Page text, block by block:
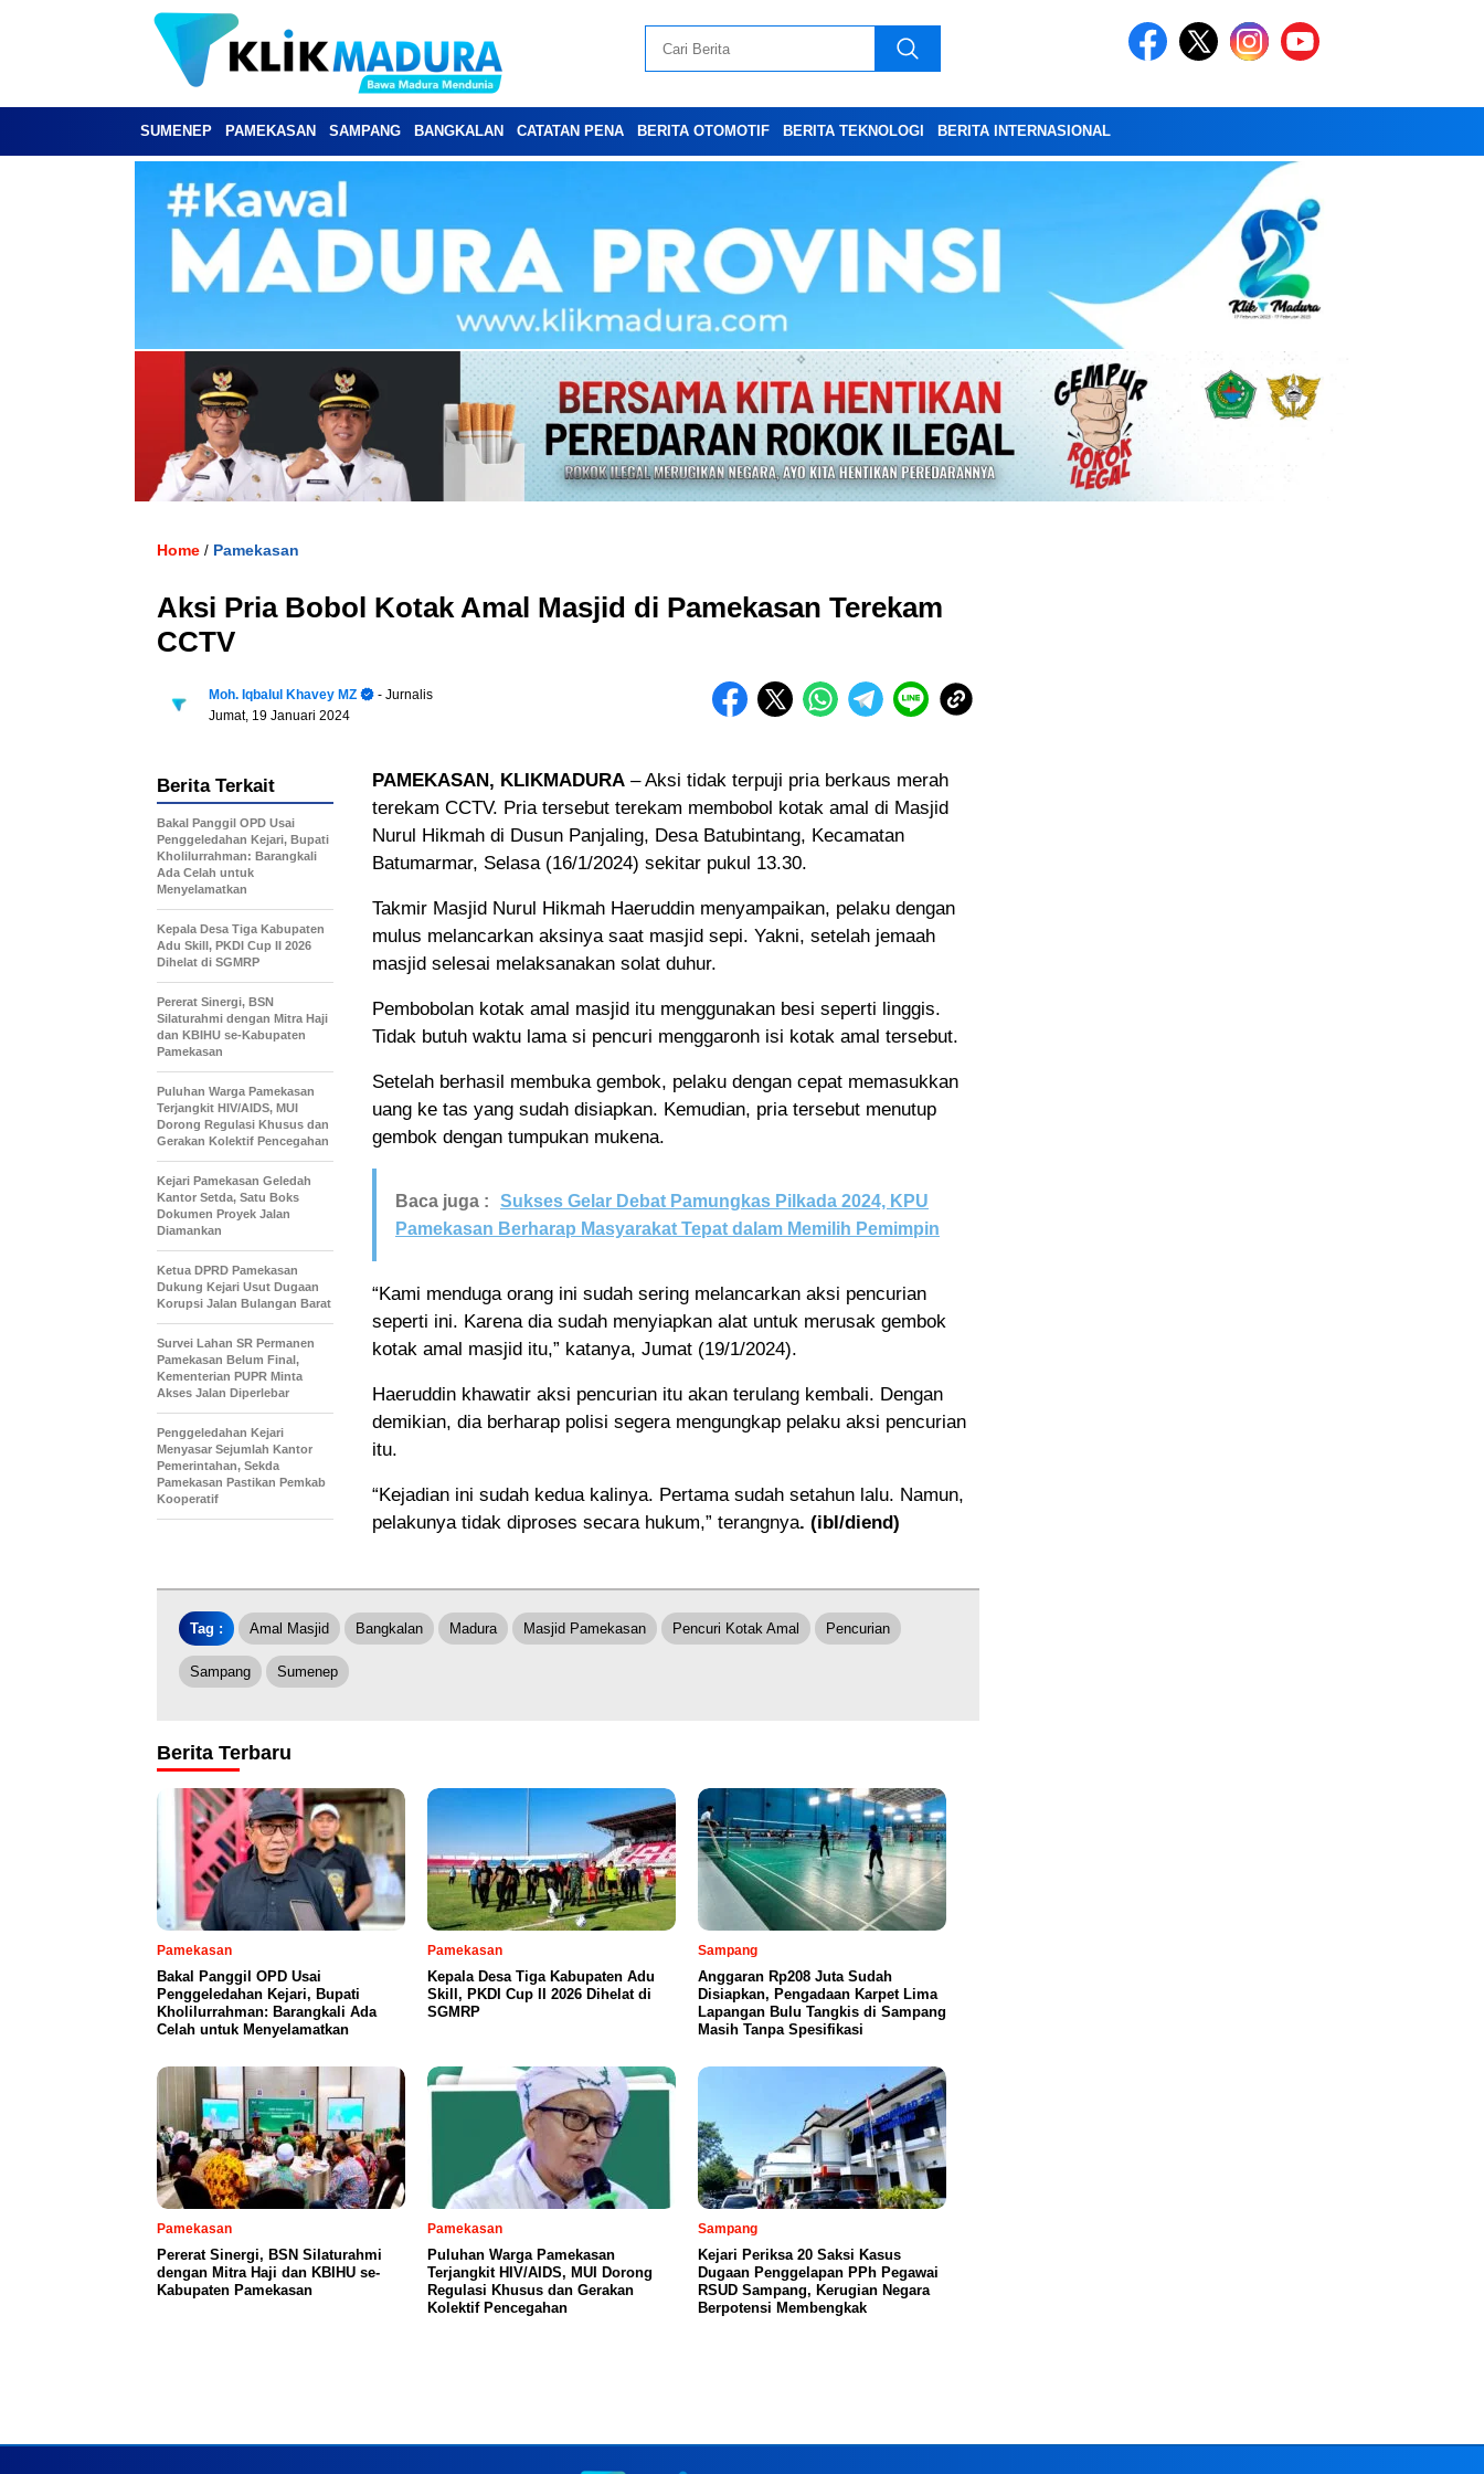
SUMENEP PAMEKASAN SAMPANG BANGKALAN CATATAN PENA BERITA OTOMOTIF BERITA TEKNOLOGI BERITA INTERNASIONAL
Home / Pamekasan
Aksi Pria Bobol Kotak Amal Masjid di Pamekasan Terekam
CCTV
Moh. Iqbalul Khavey MZ
- Jurnalis
Jumat, 19 Januari 2024
PAMEKASAN, KLIKMADURA – Aksi tidak terpuji pria berkaus merah
terekam CCTV. Pria tersebut terekam membobol kotak amal di Masjid
Nurul Hikmah di Dusun Panjaling, Desa Batubintang, Kecamatan
Batumarmar, Selasa (16/1/2024) sekitar pukul 13.30.
Takmir Masjid Nurul Hikmah Haeruddin menyampaikan, pelaku dengan
mulus melancarkan aksinya saat masjid sepi. Yakni, setelah jemaah
masjid selesai melaksanakan solat duhur.
Pembobolan kotak amal masjid itu menggunakan besi seperti linggis.
Tidak butuh waktu lama si pencuri menggaronh isi kotak amal tersebut.
Setelah berhasil membuka gembok, pelaku dengan cepat memasukkan
uang ke tas yang sudah disiapkan. Kemudian, pria tersebut menutup
gembok dengan tumpukan mukena.
Baca juga :
Sukses Gelar Debat Pamungkas Pilkada 2024, KPU
Pamekasan Berharap Masyarakat Tepat dalam Memilih Pemimpin
“Kami menduga orang ini sudah sering melancarkan aksi pencurian
seperti ini. Karena dia sudah menyiapkan alat untuk merusak gembok
kotak amal masjid itu,” katanya, Jumat (19/1/2024).
Haeruddin khawatir aksi pencurian itu akan terulang kembali. Dengan
demikian, dia berharap polisi segera mengungkap pelaku aksi pencurian
itu.
“Kejadian ini sudah kedua kalinya. Pertama sudah setahun lalu. Namun,
pelakunya tidak diproses secara hukum,” terangnya. (ibl/diend)
Berita Terkait
Bakal Panggil OPD Usai
Penggeledahan Kejari, Bupati
Kholilurrahman: Barangkali
Ada Celah untuk
Menyelamatkan
Kepala Desa Tiga Kabupaten
Adu Skill, PKDI Cup II 2026
Dihelat di SGMRP
Pererat Sinergi, BSN
Silaturahmi dengan Mitra Haji
dan KBIHU se-Kabupaten
Pamekasan
Puluhan Warga Pamekasan
Terjangkit HIV/AIDS, MUI
Dorong Regulasi Khusus dan
Gerakan Kolektif Pencegahan
Kejari Pamekasan Geledah
Kantor Setda, Satu Boks
Dokumen Proyek Jalan
Diamankan
Ketua DPRD Pamekasan
Dukung Kejari Usut Dugaan
Korupsi Jalan Bulangan Barat
Survei Lahan SR Permanen
Pamekasan Belum Final,
Kementerian PUPR Minta
Akses Jalan Diperlebar
Penggeledahan Kejari
Menyasar Sejumlah Kantor
Pemerintahan, Sekda
Pamekasan Pastikan Pemkab
Kooperatif
Tag : Amal Masjid Bangkalan Madura Masjid Pamekasan Pencuri Kotak Amal Pencurian
Sampang Sumenep
Berita Terbaru
Pamekasan
Bakal Panggil OPD Usai
Penggeledahan Kejari, Bupati
Kholilurrahman: Barangkali Ada
Celah untuk Menyelamatkan
Pamekasan
Kepala Desa Tiga Kabupaten Adu
Skill, PKDI Cup II 2026 Dihelat di
SGMRP
Sampang
Anggaran Rp208 Juta Sudah
Disiapkan, Pengadaan Karpet Lima
Lapangan Bulu Tangkis di Sampang
Masih Tanpa Spesifikasi
Pamekasan
Pererat Sinergi, BSN Silaturahmi
dengan Mitra Haji dan KBIHU se-
Kabupaten Pamekasan
Pamekasan
Puluhan Warga Pamekasan
Terjangkit HIV/AIDS, MUI Dorong
Regulasi Khusus dan Gerakan
Kolektif Pencegahan
Sampang
Kejari Periksa 20 Saksi Kasus
Dugaan Penggelapan PPh Pegawai
RSUD Sampang, Kerugian Negara
Berpotensi Membengkak